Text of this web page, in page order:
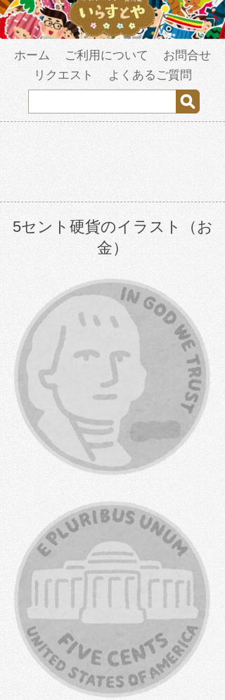
ホーム ご利用について
お問合せ
リクエスト
よくあるご質問
5セント硬貨のイラスト（お
金）